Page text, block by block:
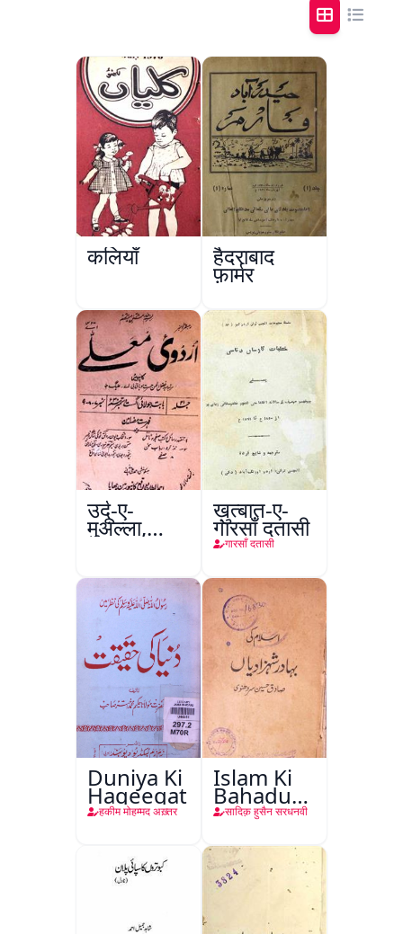
कलियाँ हैदराबाद
फ़ार्मर
उर्दू-ए-
मुअल्ला,
कानपुर
ख़ुत्बात-ए-
गारसाँ दतासी
गारसाँ दतासी
Duniya Ki
Haqeeqat
हकीम मोहम्मद अख़्तर
Islam Ki
Bahadur
Shahzadiyan
सादिक़ हुसैन सरधनवी